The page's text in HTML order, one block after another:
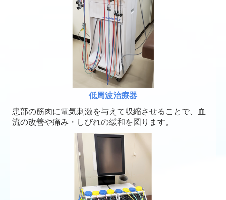
低周波治療器
患部の筋肉に電気刺激を与えて収縮させることで、
血
流の改善や痛み・しびれの緩和を図ります。